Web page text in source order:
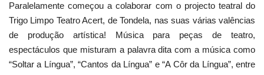
Paralelamente começou a colaborar com o projecto teatral do
Trigo Limpo Teatro Acert, de Tondela, nas suas várias valências
de produção artística! Música para peças de teatro,
espectáculos que misturam a palavra dita com a música como
“Soltar a Língua”, “Cantos da Língua” e “A Côr da Língua”, entre